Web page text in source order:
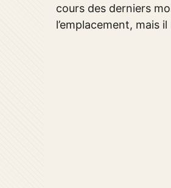
cours des derniers
l’emplacement, mais